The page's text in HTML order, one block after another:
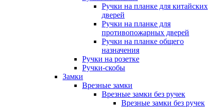
Ручки на планке для китайских
дверей
Ручки на планке для
противопожарных дверей
Ручки на планке общего
назначения
Ручки на розетке
Ручки-скобы
Замки
Врезные замки
Врезные замки без ручек
Врезные замки без ручек